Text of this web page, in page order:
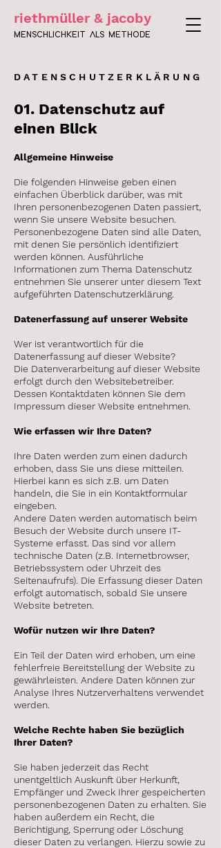
riethmüller & jacoby
MENSCHLICHKEIT ALS METHODE
DATENSCHUTZERKLÄRUNG
01. Datenschutz auf
einen Blick
Allgemeine Hinweise
Die folgenden Hinweise geben einen
einfachen Überblick darüber, was mit
Ihren personenbezogenen Daten passiert,
wenn Sie unsere Website besuchen.
Personenbezogene Daten sind alle Daten,
mit denen Sie persönlich identifiziert
werden können. Ausführliche
Informationen zum Thema Datenschutz
entnehmen Sie unserer unter diesem Text
aufgeführten Datenschutzerklärung.
Datenerfassung auf unserer Website
Wer ist verantwortlich für die
Datenerfassung auf dieser Website?
Die Datenverarbeitung auf dieser Website
erfolgt durch den Websitebetreiber.
Dessen Kontaktdaten können Sie dem
Impressum dieser Website entnehmen.
Wie erfassen wir Ihre Daten?
Ihre Daten werden zum einen dadurch
erhoben, dass Sie uns diese mitteilen.
Hierbei kann es sich z.B. um Daten
handeln, die Sie in ein Kontaktformular
eingeben.
Andere Daten werden automatisch beim
Besuch der Website durch unsere IT-
Systeme erfasst. Das sind vor allem
technische Daten (z.B. Internetbrowser,
Betriebssystem oder Uhrzeit des
Seitenaufrufs). Die Erfassung dieser Daten
erfolgt automatisch, sobald Sie unsere
Website betreten.
Wofür nutzen wir Ihre Daten?
Ein Teil der Daten wird erhoben, um eine
fehlerfreie Bereitstellung der Website zu
gewährleisten. Andere Daten können zur
Analyse Ihres Nutzerverhaltens verwendet
werden.
Welche Rechte haben Sie bezüglich
Ihrer Daten?
Sie haben jederzeit das Recht
unentgeltlich Auskunft über Herkunft,
Empfänger und Zweck Ihrer gespeicherten
personenbezogenen Daten zu erhalten. Sie
haben außerdem ein Recht, die
Berichtigung, Sperrung oder Löschung
dieser Daten zu verlangen. Hierzu sowie zu